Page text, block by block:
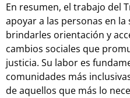
En resumen, el trabajo del
apoyar a las personas en
brindarles orientación y
cambios sociales que
justicia. Su labor es
comunidades más
de aquellos que más lo